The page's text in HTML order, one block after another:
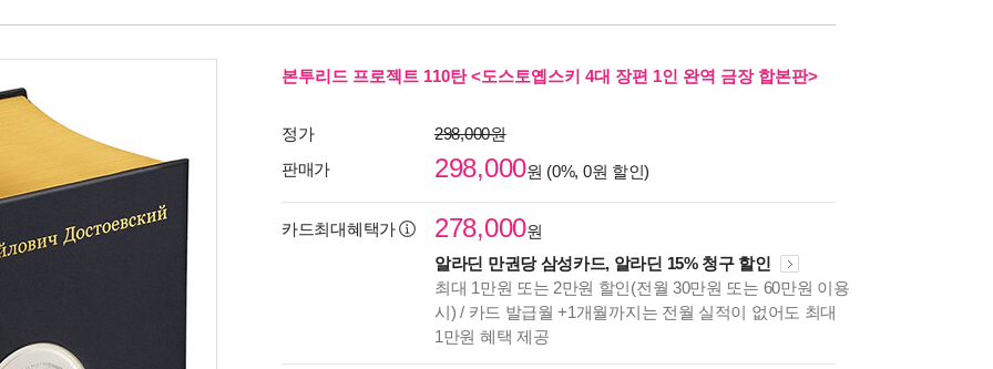
본투리드 프로젝트 110탄 <도스토옙스키 4대 장편 1인 완역 금장 합본판>
정가
298,000원
판매가
298,000원 (0%, 0원 할인)
카드최대혜택가 278,000원
알라딘 만권당 삼성카드, 알라딘 15% 청구 할인
최대 1만원 또는 2만원 할인(전월 30만원 또는 60만원 이용
시) / 카드 발급월 +1개월까지는 전월 실적이 없어도 최대
1만원 혜택 제공